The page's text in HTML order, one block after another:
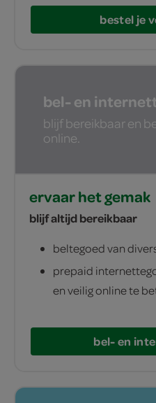
bestel je
bel- en
blijf bereikbaar en
online.
ervaar het gemak
blijf altijd bereikbaar
beltegoed van
prepaid
en veilig online te
bel- en